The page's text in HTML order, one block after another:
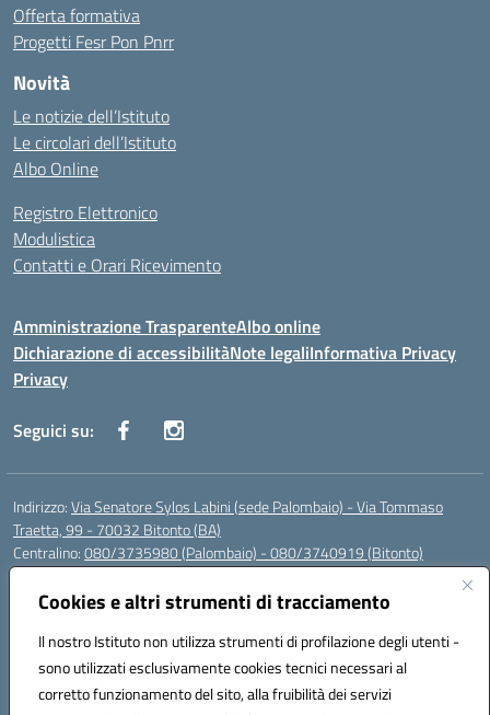
Cookies e altri strumenti di tracciamento
Il nostro Istituto non utilizza strumenti di profilazione degli utenti -
sono utilizzati esclusivamente cookies tecnici necessari al
corretto funzionamento del sito, alla fruibilità dei servizi
Offerta formativa
Progetti Fesr Pon Pnrr
Novità
Le notizie dell’Istituto
Le circolari dell’Istituto
Albo Online
Registro Elettronico
Modulistica
Contatti e Orari Ricevimento
Amministrazione TrasparenteAlbo online
Dichiarazione di accessibilitàNote legaliInformativa Privacy
Privacy
Seguici su:
Indirizzo:Via Senatore Sylos Labini (sede Palombaio) - Via Tommaso
Traetta, 99 - 70032 Bitonto (BA)
Centralino:080/3735980 (Palombaio) - 080/3740919 (Bitonto)
Email:
Posta elettronica certificata (PEC):baic80800a@pec.istruzione.it
Codice fiscale: 93360210723
Codice meccanografico:BAIC80800A
Codice Indice delle Pubbliche Amministrazioni (IPA): istsc_baic80800a
Codice unico di fatturazione (CUF): UFK0WW